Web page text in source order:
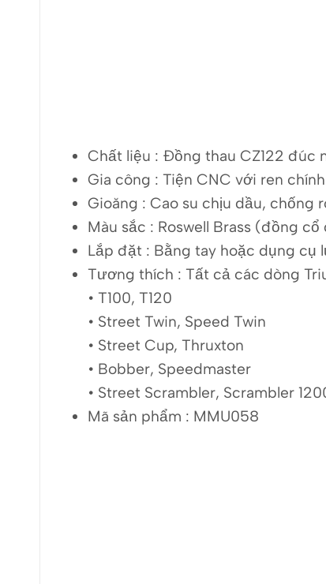
Chất liệu : Đồng thau CZ122 đúc
Gia công : Tiện CNC với ren
Gioăng : Cao su chịu dầu, chống
Màu sắc : Roswell Brass (đồng cổ
Lắp đặt : Bằng tay hoặc dụng cụ
Tương thích : Tất cả các dòng
• T100, T120
• Street Twin, Speed Twin
• Street Cup, Thruxton
• Bobber, Speedmaster
• Street Scrambler, Scrambler
Mã sản phẩm : MMU058